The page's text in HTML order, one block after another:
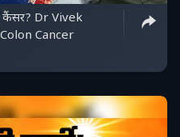
कैंसर? Dr Vivek
Cancer